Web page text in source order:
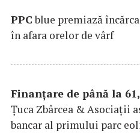
PPCblue premiază
în afara orelor de vârf
Finanțare de până la
Țuca Zbârcea & Asociații
bancar al primului parc